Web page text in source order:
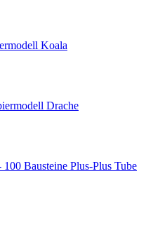
Koala
Drache
Plus-Plus Tube